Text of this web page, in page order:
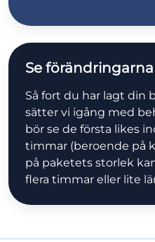
Se
Så fort du har lagt din
sätter vi igång med
bör se de första likes
timmar (beroende på
på paketets storlek
flera timmar eller lite